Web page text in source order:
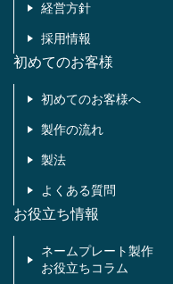
経営方針
採用情報
初めてのお客様
初めてのお客様へ
製作の流れ
製法
よくある質問
お役立ち情報
ネームプレート製作
お役立ちコラム